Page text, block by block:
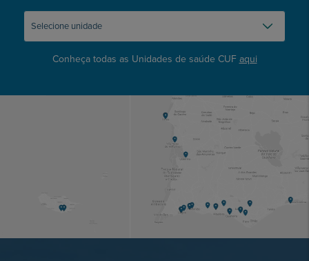
Conheça todas as Unidades de saúde CUF aqui